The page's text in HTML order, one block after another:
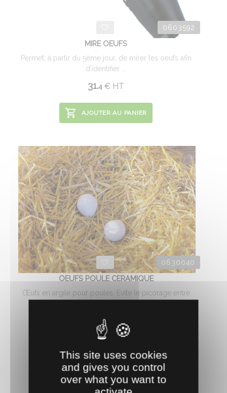
0603592
MIRE OEUFS
Permet, à partir du 5ème jour, de mirer les oeufs afin
d'identifier ...
31.4 € HT
AJOUTER AU PANIER
0630040
OEUFS POULE CERAMIQUE
Œufs en argile pour poules. Evite le picorage entre
€ HT
This site uses cookies
and gives you control
over what you want to